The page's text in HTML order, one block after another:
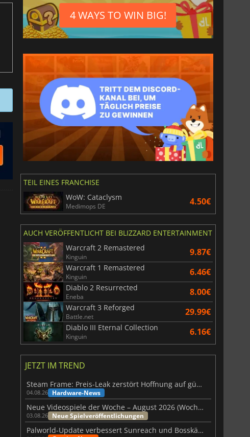
6.77€
Total War WARHAMMER 3
15.48
Lies Of P
4 WAYS TO WIN BIG!
TEIL EINES FRANCHISE
WoW: Cataclysm
Medimops DE 4.50€
AUCH VERÖFFENTLICHT BEI BLIZZARD ENTERTAINMENT
Warcraft 2 Remastered
Kinguin 9.87€
Warcraft 1 Remastered
Kinguin 6.46€
Diablo 2 Resurrected
Eneba 8.00€
Warcraft 3 Reforged
Battle.net 29.99€
Diablo III Eternal Collection
Kinguin 6.16€
JETZT IM TREND
Steam Frame: Preis-Leak zerstört Hoffnung auf günstiges VR-Headset
04.08.26 Hardware-News
Neue Videospiele der Woche – August 2026 (Woche 32)
03.08.26 Neue Spielveröffentlichungen
Palworld-Update verbessert Sunreach und Bosskämpfe deutlich